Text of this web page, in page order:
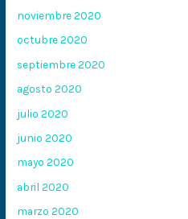
noviembre 2020
octubre 2020
septiembre 2020
agosto 2020
julio 2020
junio 2020
mayo 2020
abril 2020
marzo 2020